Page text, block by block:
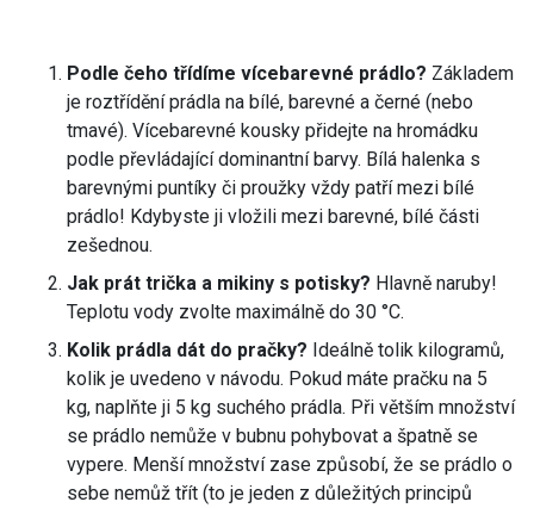
Podle čeho třídíme vícebarevné prádlo? Základem
je roztřídění prádla na bílé, barevné a černé (nebo
tmavé). Vícebarevné kousky přidejte na hromádku
podle převládající dominantní barvy. Bílá halenka s
barevnými puntíky či proužky vždy patří mezi bílé
prádlo! Kdybyste ji vložili mezi barevné, bílé části
zešednou.
Jak prát trička a mikiny s potisky? Hlavně naruby!
Teplotu vody zvolte maximálně do 30 °C.
Kolik prádla dát do pračky? Ideálně tolik kilogramů,
kolik je uvedeno v návodu. Pokud máte pračku na 5
kg, naplňte ji 5 kg suchého prádla. Při větším množství
se prádlo nemůže v bubnu pohybovat a špatně se
vypere. Menší množství zase způsobí, že se prádlo o
sebe nemůž třít (to je jeden z důležitých principů